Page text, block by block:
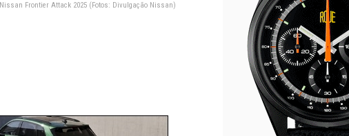
Nissan Frontier Attack 2025 (Fotos: Divulgação Nissan)